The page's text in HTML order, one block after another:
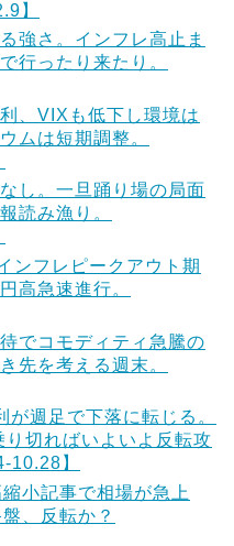
】
強さ。インフレ高止ま
行ったり来たり。
、VIXも低下し環境は
ムは短期調整。
し。一旦踊り場の局面
読み漁り。
ンフレピークアウト期
高急速進行。
でコモディティ急騰の
先を考える週末。
週足で下落に転じる。
切ればいよいよ反転攻
10.28】
小記事で相場が急上
、反転か？